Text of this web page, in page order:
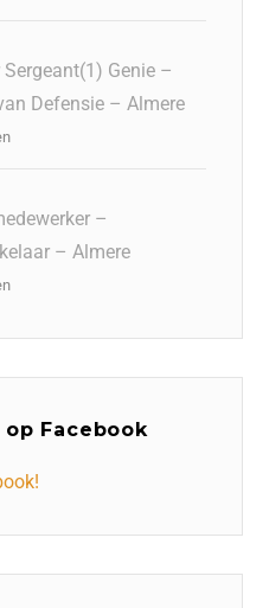
Sergeant(1) Genie –
Defensie – Almere
–
– Almere
Facebook